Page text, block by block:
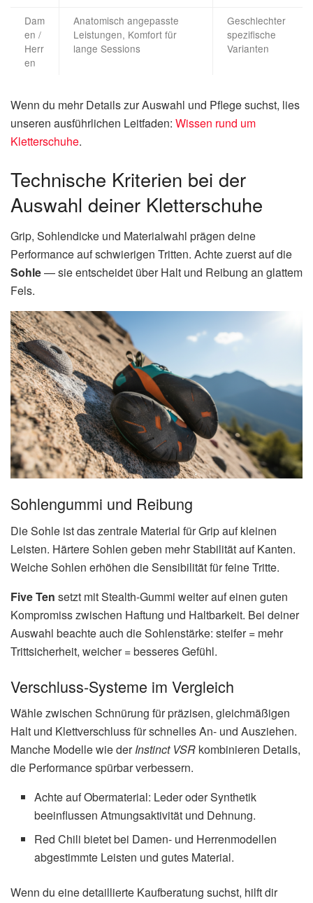
Dam
en /
Herr
en
Anatomisch angepasste
Leistungen, Komfort für
lange Sessions
Geschlechter
spezifische
Varianten
Wenn du mehr Details zur Auswahl und Pflege suchst, lies
unseren ausführlichen Leitfaden: Wissen rund um
Kletterschuhe.
Technische Kriterien bei der
Auswahl deiner Kletterschuhe
Grip, Sohlendicke und Materialwahl prägen deine
Performance auf schwierigen Tritten. Achte zuerst auf die
Sohle— sie entscheidet über Halt und Reibung an glattem
Fels.
Sohlengummi und Reibung
Die Sohle ist das zentrale Material für Grip auf kleinen
Leisten. Härtere Sohlen geben mehr Stabilität auf Kanten.
Weiche Sohlen erhöhen die Sensibilität für feine Tritte.
Five Ten setzt mit Stealth-Gummi weiter auf einen guten
Kompromiss zwischen Haftung und Haltbarkeit. Bei deiner
Auswahl beachte auch die Sohlenstärke: steifer = mehr
Trittsicherheit, weicher = besseres Gefühl.
Verschluss-Systeme im Vergleich
Wähle zwischen Schnürung für präzisen, gleichmäßigen
Halt und Klettverschluss für schnelles An- und Ausziehen.
Manche Modelle wie derInstinct VSR kombinieren Details,
die Performance spürbar verbessern.
Achte auf Obermaterial: Leder oder Synthetik
beeinflussen Atmungsaktivität und Dehnung.
Red Chili bietet bei Damen- und Herrenmodellen
abgestimmte Leisten und gutes Material.
Wenn du eine detaillierte Kaufberatung suchst, hilft dir